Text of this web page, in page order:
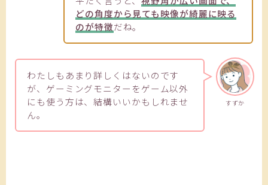
どの角度から見ても映像が綺麗に映る
のが特徴だね。
すずか
わたしもあまり詳しくはないのです
が、ゲーミングモニターをゲーム以外
にも使う方は、結構いいかもしれませ
ん。